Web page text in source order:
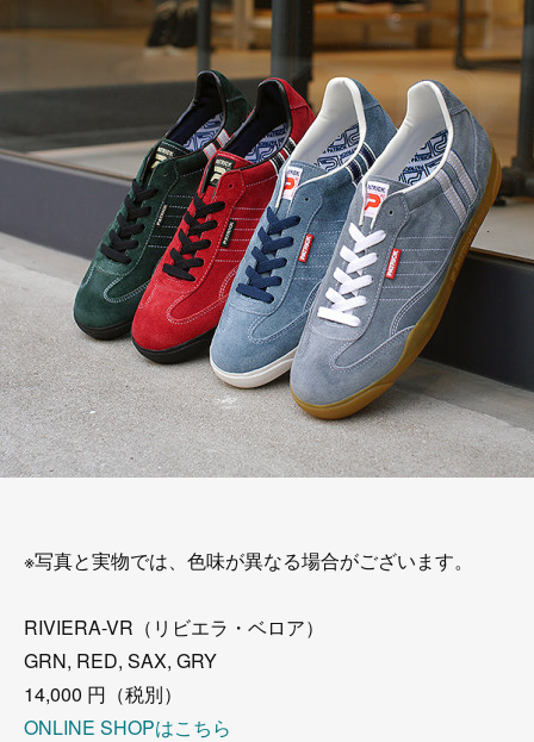
※写真と実物では、色味が異なる場合がございます。
RIVIERA-VR（リビエラ・ベロア）
GRN, RED, SAX, GRY
14,000 円（税別）
ONLINE SHOPはこちら